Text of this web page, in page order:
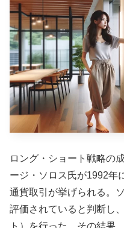
ロング・ショート戦略の
ージ・ソロス氏が1992年
通貨取引が挙げられる。
評価されていると判断し
ト）を行った。その結果